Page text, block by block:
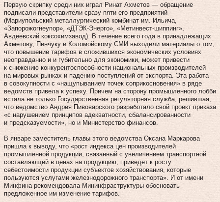
Первую скрипку среди них играл Ринат Ахметов — обращение
подписали представители сразу пяти его предприятий
(Мариупольский металлургический комбинат им. Ильича,
«Запорожогнеупор», «ДТЭК-Энерго», «Метинвест-шиппинг»,
Авдеевский коксохимзавод). В течение всего года в принадлежащих
Ахметову, Пинчуку и Коломойскому СМИ выходили материалы о том,
что повышение тарифов в сложившихся экономических условиях
неоправданно и и губительно для экономики, может привести
к снижению конкурентоспособности национальных производителей
на мировых рынках и падению поступлений от экспорта. Эта работа
в совокупности с «нащупыванием точек соприкосновения» в ряде
ведомств привела к успеху. Причем на сторону промышленного лобби
встала не только Государственная регуляторная служба, решившая,
что ведомство Андрея Пивоварского разработало свой проект приказа
«с нарушением принципов адекватности, сбалансированности
и предсказуемости», но и Министерство финансов.
В январе заместитель главы этого ведомства Оксана Маркарова
пришла к выводу, что «рост индекса цен производителей
промышленной продукции, связанный с увеличением транспортной
составляющей в ценах на продукцию, приведет к росту
себестоимости продукции субъектов хозяйствования, которые
пользуются услугами железнодорожного транспорта». И от имени
Минфина рекомендовала Мининфраструктуры обосновать
предложенное им изменение тарифов.